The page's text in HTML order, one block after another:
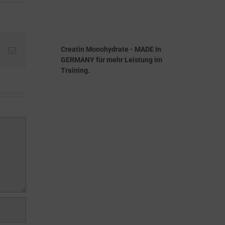
Creatin Monohydrate - MADE in
GERMANY für mehr Leistung im
Training.